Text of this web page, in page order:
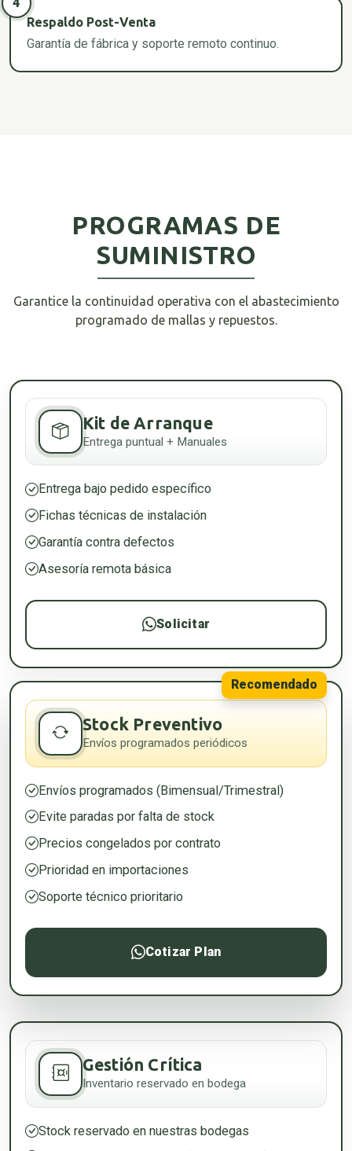
Respaldo Post-Venta
Garantía de fábrica y soporte remoto continuo.
PROGRAMAS DE
SUMINISTRO
Garantice la continuidad operativa con el abastecimiento
programado de mallas y repuestos.
Kit de Arranque
Entrega puntual + Manuales
Entrega bajo pedido específico
Fichas técnicas de instalación
Garantía contra defectos
Asesoría remota básica
Solicitar
Recomendado
Stock Preventivo
Envíos programados periódicos
Envíos programados (Bimensual/Trimestral)
Evite paradas por falta de stock
Precios congelados por contrato
Prioridad en importaciones
Soporte técnico prioritario
Cotizar Plan
Gestión Crítica
Inventario reservado en bodega
Stock reservado en nuestras bodegas